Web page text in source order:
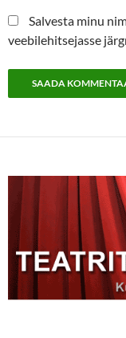
Salvesta minu
veebilehitsejasse